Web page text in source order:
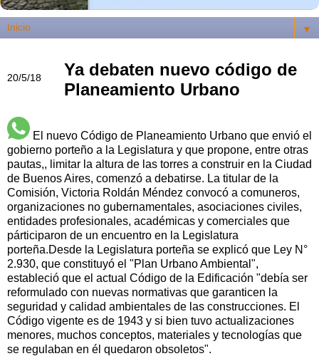
▼
20/5/18
Ya debaten nuevo código de
Planeamiento Urbano
El nuevo Código de Planeamiento Urbano que envió el
gobierno porteño a la Legislatura y que propone, entre otras
pautas,, limitar la altura de las torres a construir en la Ciudad
de Buenos Aires, comenzó a debatirse. La titular de la
Comisión, Victoria Roldán Méndez convocó a comuneros,
organizaciones no gubernamentales, asociaciones civiles,
entidades profesionales, académicas y comerciales que
párticiparon de un encuentro en la Legislatura
porteña.Desde la Legislatura porteña se explicó que Ley N°
2.930, que constituyó el "Plan Urbano Ambiental",
estableció que el actual Código de la Edificación "debía ser
reformulado con nuevas normativas que garanticen la
seguridad y calidad ambientales de las construcciones. El
Código vigente es de 1943 y si bien tuvo actualizaciones
menores, muchos conceptos, materiales y tecnologías que
se regulaban en él quedaron obsoletos".